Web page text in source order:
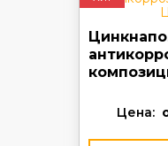
Цена: